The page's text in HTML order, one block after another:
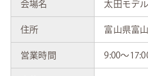
会場名 太田モデル
住所 富山県富
営業時間 9:00～